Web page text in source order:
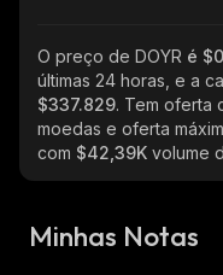
O preço de DOYR é
últimas 24 horas, e a
$337.829. Tem oferta
moedas e oferta
com $42,39K volume
Minhas Notas